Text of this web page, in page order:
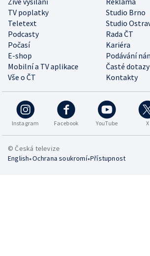
TV poplatky
Studio Brno
Teletext
Studio
Podcasty
Rada ČT
Počasí
Kariéra
E-shop
Podávání
Mobilní a TV aplikace
Časté dotazy
Vše o ČT
Kontakty
Instagram Facebook YouTube X
© Česká televize
English•Ochrana soukromí•Přístupnost